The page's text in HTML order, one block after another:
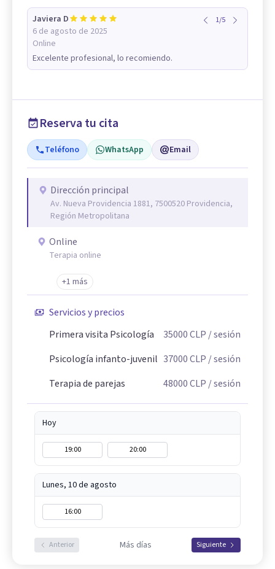
Javiera D
6 de agosto de 2025
Online
1/5
Excelente profesional, lo recomiendo.
Reserva tu cita
Teléfono WhatsApp Email
Dirección principal
Av. Nueva Providencia 1881, 7500520 Providencia,
Región Metropolitana
Online
Terapia online
+1 más
Servicios y precios
Primera visita Psicología
35000CLP / sesión
Psicología infanto-juvenil 37000CLP / sesión
Terapia de parejas
48000CLP / sesión
Hoy
19:00 20:00
Lunes, 10 de agosto
16:00
Anterior Más días Siguiente